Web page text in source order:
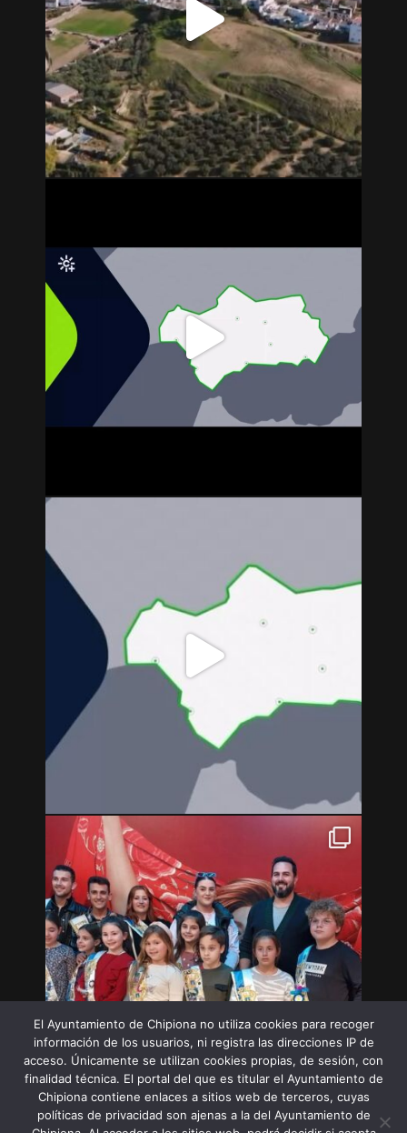
El Ayuntamiento de Chipiona no utiliza cookies para recoger
información de los usuarios, ni registra las direcciones IP de
acceso. Únicamente se utilizan cookies propias, de sesión, con
finalidad técnica. El portal del que es titular el Ayuntamiento de
Chipiona contiene enlaces a sitios web de terceros, cuyas
políticas de privacidad son ajenas a la del Ayuntamiento de